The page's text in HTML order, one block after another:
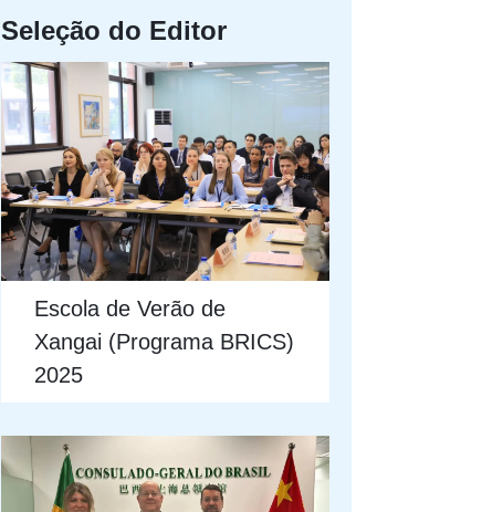
Seleção do Editor
Escola de Verão de
Xangai (Programa BRICS)
2025